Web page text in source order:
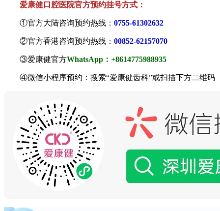
爱康健口腔医院官方预约挂号方式：
①官方大陆咨询预约热线： 0755-61302632
②官方香港咨询预约热线： 00852-62157070
③爱康健官方WhatsApp：+8614775988935
④微信小程序预约：搜索“爱康健齿科”或扫描下方二维码